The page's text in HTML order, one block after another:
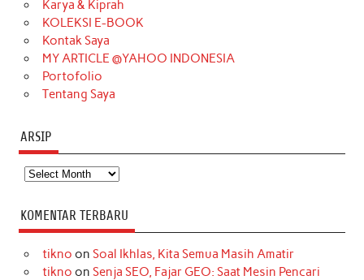
k
a
m
Karya & Kiprah
KOLEKSI E-BOOK
Kontak Saya
MY ARTICLE @YAHOO INDONESIA
Portofolio
Tentang Saya
ARSIP
Arsip
KOMENTAR TERBARU
tikno on Soal Ikhlas, Kita Semua Masih Amatir
tikno on Senja SEO, Fajar GEO: Saat Mesin Pencari